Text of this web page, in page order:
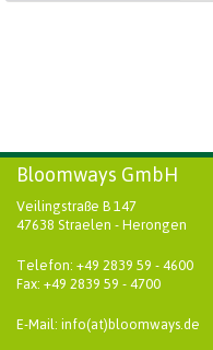
Bloomways GmbH
Veilingstraße B 147
47638 Straelen - Herongen
Telefon: +49 2839 59 - 4600
Fax: +49 2839 59 - 4700
E-Mail: info(at)bloomways.de